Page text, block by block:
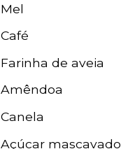
Mel
Café
Farinha de aveia
Amêndoa
Canela
Açúcar mascavado